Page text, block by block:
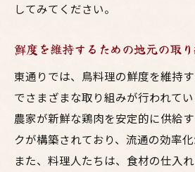
してみてください。
鮮度を維持するための地元の取
東通りでは、鳥料理の鮮度を維持
でさまざまな取り組みが行われて
農家が新鮮な鶏肉を安定的に供給
クが構築されており、流通の効率化
また、料理人たちは、食材の仕入